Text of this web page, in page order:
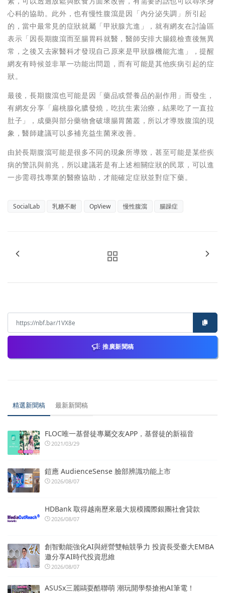
心科的協助。此外，也有慢性腹瀉是因「內分泌失調」所引起
的，當中最常見的症狀就屬「甲狀腺亢進」，就有網友在討論區
表示「因長期腹瀉而至腸胃科就醫，醫師安排大腸鏡檢查後無異
常，之後又去家醫科才發現自己原來是甲狀腺機能亢進」，提醒
網友有時候並非單一功能出問題，而有可能是其他疾病引起的症
狀。
最後，長期腹瀉也可能是因「藥品或營養品的副作用」而發生，
有網友分享「扁桃腺化膿發燒，吃抗生素治療，結果吃了一直拉
肚子」，成藥與部分藥物會破壞腸胃菌叢，所以才導致腹瀉的現
象，醫師建議可以多補充益生菌來改善。
由於長期腹瀉可能是很多不同的現象所導致，甚至可能是某些疾
病的警訊與前兆，所以建議若是有上述相關症狀的民眾，可以進
一步需尋找專業的醫療協助，才能確定症狀並對症下藥。
SocialLab 乳糖不耐 OpView 慢性腹瀉 腸躁症
推廣新聞稿
精選新聞稿 最新新聞稿
FLOC唯一基督徒專屬交友APP，基督徒的新福音
2021/03/29
鎧應 AudienceSense 臉部辨識功能上市
2026/08/07
HDBank 取得越南歷來最大規模國際銀團社會貸款
2026/08/07
創智動能強化AI與經營雙軸競爭力 投資長受臺大EMBA
邀分享AI時代投資思維
2026/08/07
ASUSx三麗鷗耍酷聯萌 潮玩開學祭搶抱AI筆電！